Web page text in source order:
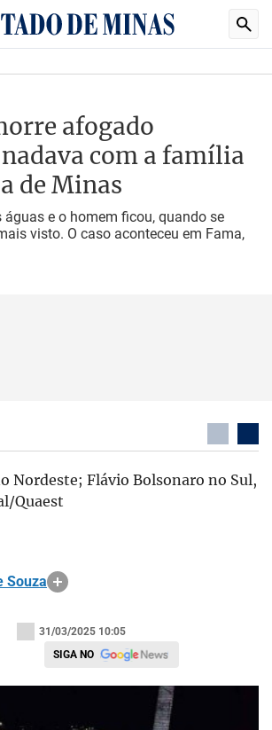
afogado
com a família
de Minas
e o homem ficou, quando se
visto. O caso aconteceu em Fama,
Nordeste; Flávio Bolsonaro no Sul,
Quaest
Souza
31/03/2025 10:05
SIGA NO